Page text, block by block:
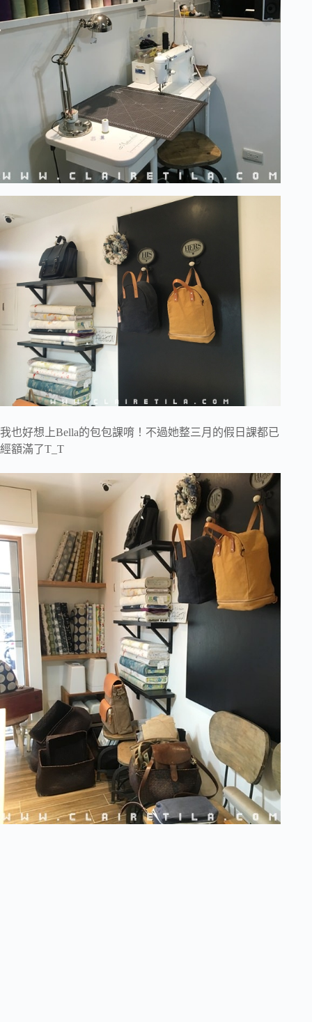
我也好想上Bella的包包課唷！不過她整三月的假日課都已
經額滿了T_T